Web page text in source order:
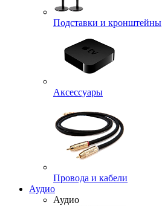
Подставки и кронштейны
Аксессуары
Провода и кабели
Аудио
Аудио